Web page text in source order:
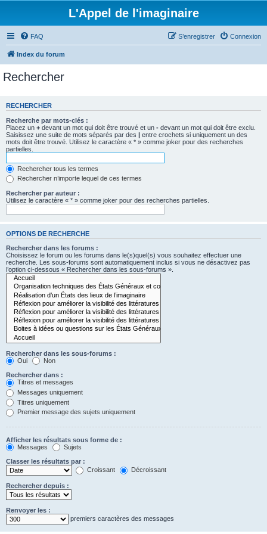
L'Appel de l'imaginaire
FAQ Connexion
S’enregistrer
Index du forum
Rechercher
RECHERCHER
Recherche par mots-clés :
Placez un + devant un mot qui doit être trouvé et un - devant un mot qui doit être exclu.
Saisissez une suite de mots séparés par des | entre crochets si uniquement un des
mots doit être trouvé. Utilisez le caractère « * » comme joker pour des recherches
partielles.
Rechercher tous les termes
Rechercher n’importe lequel de ces termes
Rechercher par auteur :
Utilisez le caractère « * » comme joker pour des recherches partielles.
OPTIONS DE RECHERCHE
Rechercher dans les forums :
Choisissez le forum ou les forums dans le(s)quel(s) vous souhaitez effectuer une
recherche. Les sous-forums sont automatiquement inclus si vous ne désactivez pas
l’option ci-dessous « Rechercher dans les sous-forums ».
Rechercher dans les sous-forums :
Oui
Non
Rechercher dans :
Titres et messages
Messages uniquement
Titres uniquement
Premier message des sujets uniquement
Afficher les résultats sous forme de :
Messages
Sujets
Classer les résultats par :
Croissant
Décroissant
Rechercher depuis :
Renvoyer les :
premiers caractères des messages